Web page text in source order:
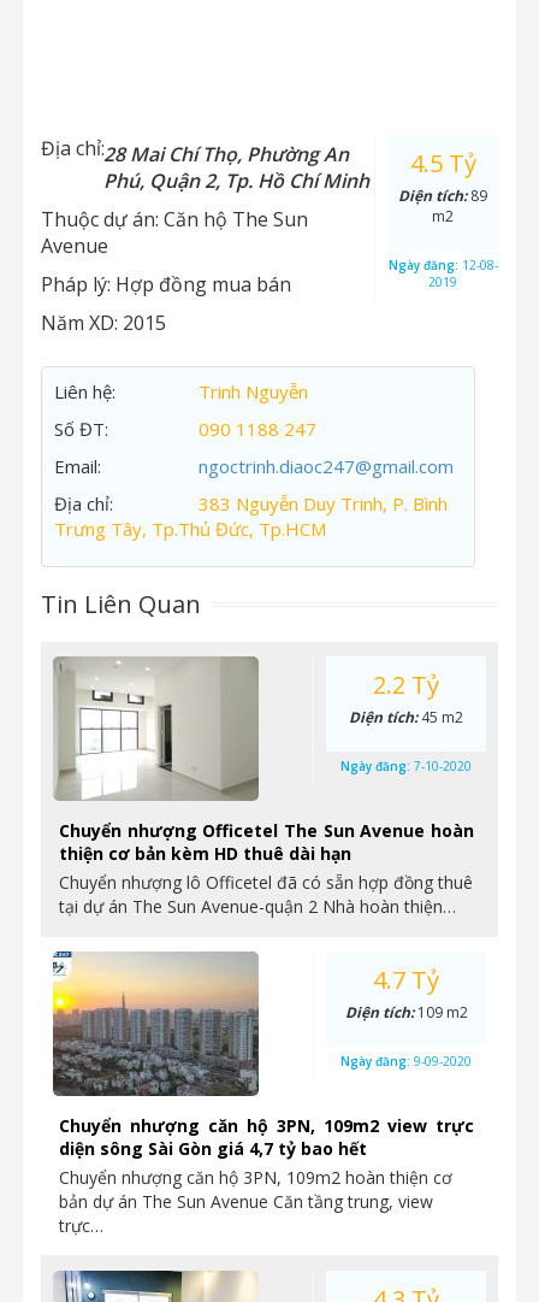
Địa chỉ:28 Mai Chí Thọ, Phường An
Phú, Quận 2, Tp. Hồ Chí Minh
Thuộc dự án: Căn hộ The Sun
Avenue
Pháp lý: Hợp đồng mua bán
Năm XD: 2015
4.5 Tỷ
Diện tích:89
m2
Ngày đăng: 12-08-
2019
Liên hệ:
Trinh Nguyễn
Số ĐT:
090 1188 247
Email:
ngoctrinh.diaoc247@gmail.com
Địa chỉ:
383 Nguyễn Duy Trinh, P. Bình
Trưng Tây, Tp.Thủ Đức, Tp.HCM
Tin Liên Quan
Chuyển nhượng Officetel The Sun Avenue hoàn
thiện cơ bản kèm HD thuê dài hạn
Chuyển nhượng lô Officetel đã có sẵn hợp đồng thuê
tại dự án The Sun Avenue-quận 2 Nhà hoàn thiện…
2.2 Tỷ
Diện tích:45 m2
Ngày đăng: 7-10-2020
Chuyển nhượng căn hộ 3PN, 109m2 view trực
diện sông Sài Gòn giá 4,7 tỷ bao hết
Chuyển nhượng căn hộ 3PN, 109m2 hoàn thiện cơ
bản dự án The Sun Avenue Căn tầng trung, view
trực…
4.7 Tỷ
Diện tích:109 m2
Ngày đăng: 9-09-2020